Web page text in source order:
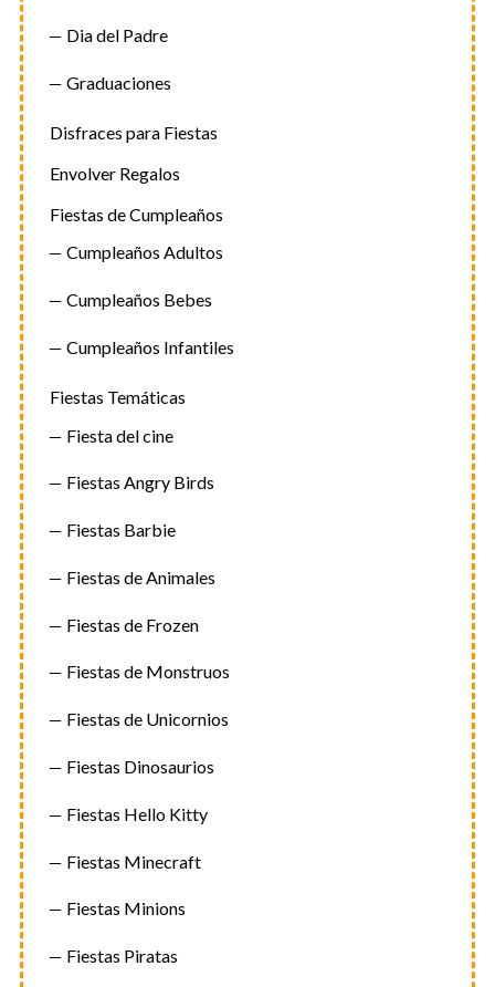
Dia del Padre
Graduaciones
Disfraces para Fiestas
Envolver Regalos
Fiestas de Cumpleaños
Cumpleaños Adultos
Cumpleaños Bebes
Cumpleaños Infantiles
Fiestas Temáticas
Fiesta del cine
Fiestas Angry Birds
Fiestas Barbie
Fiestas de Animales
Fiestas de Frozen
Fiestas de Monstruos
Fiestas de Unicornios
Fiestas Dinosaurios
Fiestas Hello Kitty
Fiestas Minecraft
Fiestas Minions
Fiestas Piratas